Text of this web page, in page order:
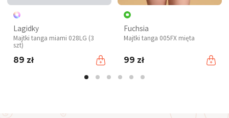
Lagidky
Majtki tanga miami 028LG (3
szt)
89 zł
Fuchsia
Majtki tanga 005FX mięta
99 zł